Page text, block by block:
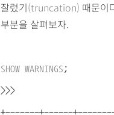
잘렸기(truncation) 때문이
부분을 살펴보자.
SHOW WARNINGS ;
>>>
+-------+------